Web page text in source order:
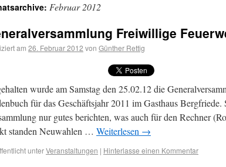
Februar 2012
Freiwillige
am 26. Februar 2012 von Günther Rettig
wurde am Samstag den 25.02.12 die
für das Geschäftsjahr 2011 im Gasthaus Bergfriede.
nur gutes berichten, was auch für den Rechner
standen Neuwahlen … Weiterlesen →
unterVeranstaltungen | Hinterlasse einen Kommentar